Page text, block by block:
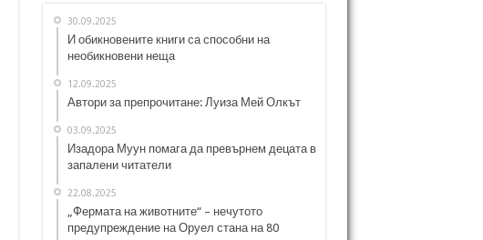
30.09.2025
И обикновените книги са способни на
необикновени неща
12.09.2025
Автори за препрочитане: Луиза Мей Олкът
03.09.2025
Изадора Муун помага да превърнем децата в
запалени читатели
22.08.2025
„Фермата на животните“ – нечутото
предупреждение на Оруел стана на 80